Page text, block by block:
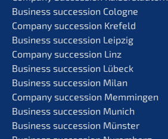
Business succes­si­on Cologne
Compa­ny succes­si­on Krefeld
Business succes­si­on Leipzig
Compa­ny succes­si­on Linz
Business succes­si­on Lübeck
Business succes­si­on Milan
Compa­ny succes­si­on Memmingen
Business succes­si­on Munich
Business succes­si­on Münster